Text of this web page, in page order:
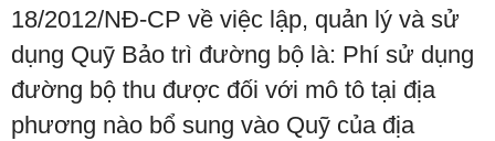
18/2012/NĐ-CP về việc lập, quản lý và sử
dụng Quỹ Bảo trì đường bộ là: Phí sử dụng
đường bộ thu được đối với mô tô tại địa
phương nào bổ sung vào Quỹ của địa